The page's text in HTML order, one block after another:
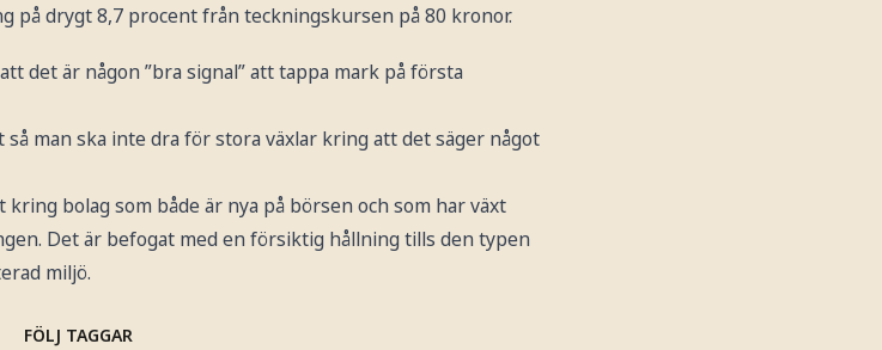
på drygt 8,7 procent från teckningskursen på 80 kronor.
det är någon ”bra signal” att tappa mark på första
man ska inte dra för stora växlar kring att det säger något
bolag som både är nya på börsen och som har växt
Det är befogat med en försiktig hållning tills den typen
miljö.
FÖLJ TAGGAR